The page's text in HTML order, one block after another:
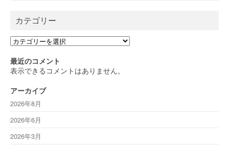
カテゴリー
カ
ゴ
リ
最近のコメント
表示できるコメントはありません。
アーカイブ
2026年8月
2026年6月
2026年3月